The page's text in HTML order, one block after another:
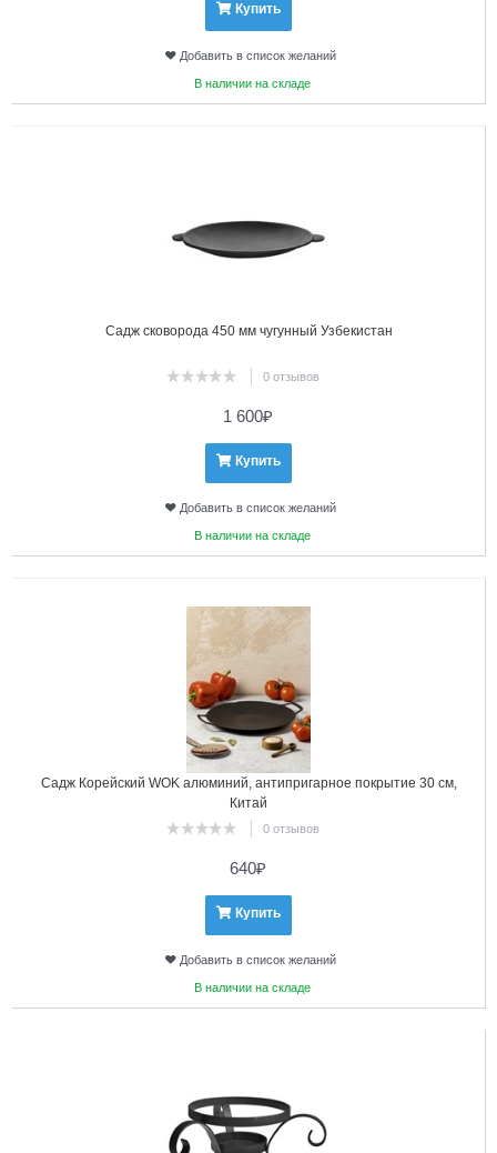
Купить
Добавить в список желаний
В наличии на складе
Садж сковорода 450 мм чугунный Узбекистан
0 отзывов
1 600₽
Купить
Добавить в список желаний
В наличии на складе
Садж Корейский WOK алюминий, антипригарное покрытие 30 см,
Китай
0 отзывов
640₽
Купить
Добавить в список желаний
В наличии на складе